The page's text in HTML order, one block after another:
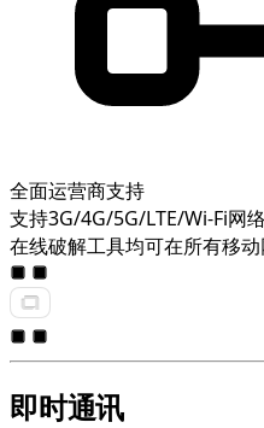
全面运营商支持
支持3G/4G/5G/LTE/Wi-Fi网
在线破解工具均可在所有移动
即时通讯